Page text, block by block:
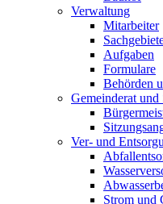
Verwaltung
Mitarbeiter
Aufgaben
Formulare
Behörden
Gemeinderat und
Ver- und
Strom und